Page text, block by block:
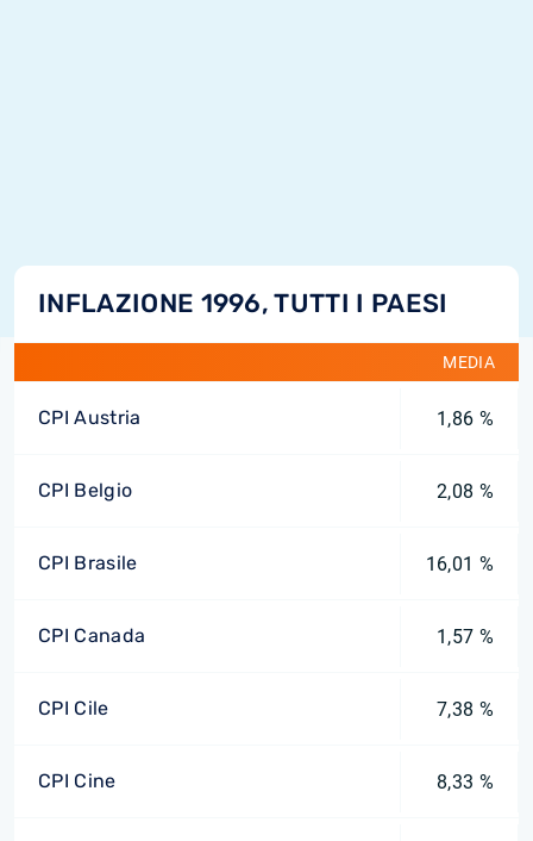
INFLAZIONE 1996, TUTTI I PAESI
MEDIA
CPI Austria 1,86 %
CPI Belgio 2,08 %
CPI Brasile 16,01 %
CPI Canada 1,57 %
CPI Cile 7,38 %
CPI Cine 8,33 %